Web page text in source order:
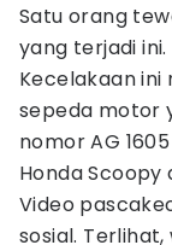
Satu orang
yang terjadi ini.
Kecelakaan
sepeda motor
nomor AG
Honda Scoopy
Video
sosial.